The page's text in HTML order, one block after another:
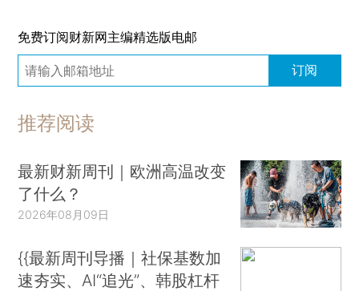
免费订阅财新网主编精选版电邮
订阅
推荐阅读
最新财新周刊｜欧洲高温改变
了什么？
2026年08月09日
{{最新周刊导播｜社保基数加
速夯实、AI“追光”、韩股杠杆